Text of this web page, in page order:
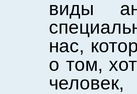
виды
нас,
о том,